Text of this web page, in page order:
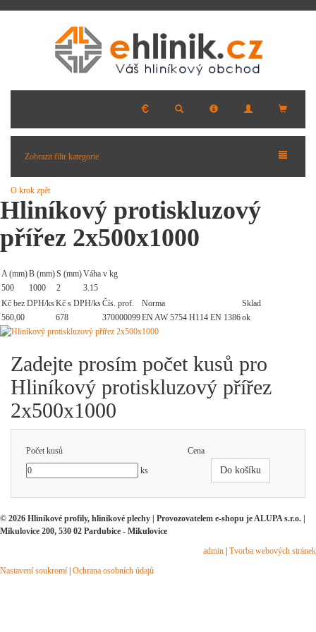
Zobrazit filtr kategorie
O krok zpět
Hliníkový protiskluzový
přířez 2x500x1000
A (mm)B (mm)S (mm)Váha v kg
500
1000 2
3.15
Kč bez DPH/ksKč s DPH/ksČís. prof. Norma
Sklad
560,00
678 370000099EN AW 5754 H114 EN 1386ok
Zadejte prosím počet kusů pro
Hliníkový protiskluzový přířez
2x500x1000
Počet kusů
Cena
ks
Do košíku
© 2026 Hliníkové profily, hliníkové plechy | Provozovatelem e-shopu je ALUPA s.r.o. |
Mikulovice 200, 530 02 Pardubice - Mikulovice
admin Tvorba webových stránek
Nastavení soukromí Ochrana osobních údajů